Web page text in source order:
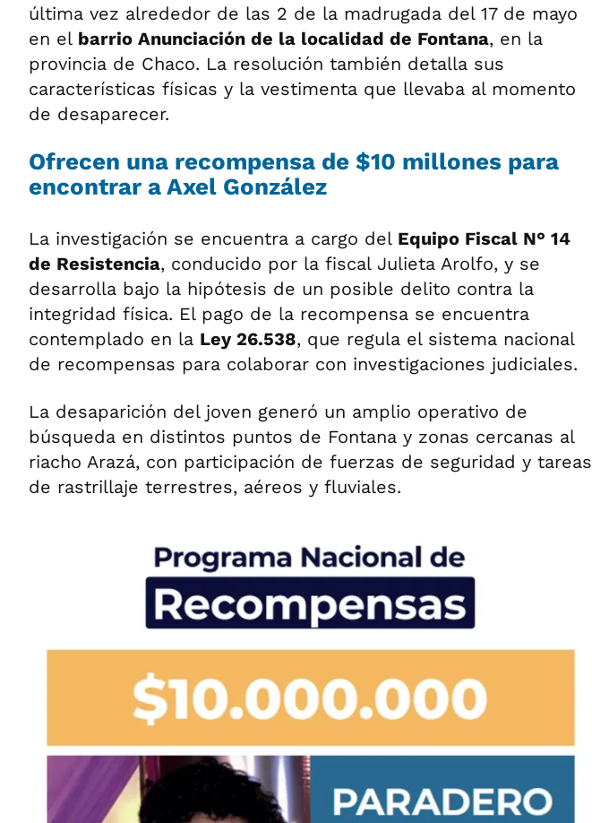
última vez alrededor de las 2 de la madrugada del 17 de mayo
en el barrio Anunciación de la localidad de Fontana, en la
provincia de Chaco. La resolución también detalla sus
características físicas y la vestimenta que llevaba al momento
de desaparecer.
Ofrecen una recompensa de $10 millones para
encontrar a Axel González
La investigación se encuentra a cargo del Equipo Fiscal N° 14
de Resistencia, conducido por la fiscal Julieta Arolfo, y se
desarrolla bajo la hipótesis de un posible delito contra la
integridad física. El pago de la recompensa se encuentra
contemplado en la Ley 26.538, que regula el sistema nacional
de recompensas para colaborar con investigaciones judiciales.
La desaparición del joven generó un amplio operativo de
búsqueda en distintos puntos de Fontana y zonas cercanas al
riacho Arazá, con participación de fuerzas de seguridad y tareas
de rastrillaje terrestres, aéreos y fluviales.